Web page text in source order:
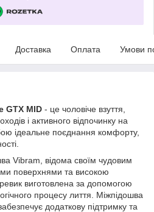
Доставка Оплата Умови
GTX MID - це чоловіче взуття,
і активного відпочинку на
ідеальне поєднання комфорту,
Vibram, відома своїм чудовим
поверхнями та високою
виготовлена за допомогою
процесу лиття. Міжпідошва
додаткову підтримку та